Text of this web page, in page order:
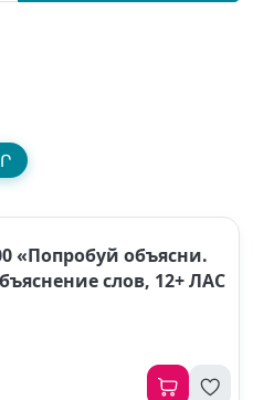
«Попробуй объясни.
слов, 12+ ЛАС